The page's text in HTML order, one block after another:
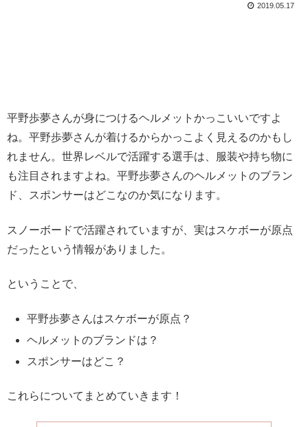
2019.05.17
平野歩夢さんが身につけるヘルメットかっこいいですよ
ね。平野歩夢さんが着けるからかっこよく見えるのかもし
れません。世界レベルで活躍する選手は、服装や持ち物に
も注目されますよね。平野歩夢さんのヘルメットのブラン
ド、スポンサーはどこなのか気になります。
スノーボードで活躍されていますが、実はスケボーが原点
だったという情報がありました。
ということで、
平野歩夢さんはスケボーが原点？
ヘルメットのブランドは？
スポンサーはどこ？
これらについてまとめていきます！